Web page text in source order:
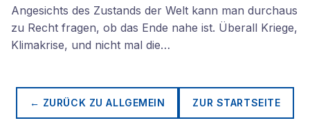
Angesichts des Zustands der Welt kann man durchaus
zu Recht fragen, ob das Ende nahe ist. Überall Kriege,
Klimakrise, und nicht mal die…
← ZURÜCK ZUALLGEMEIN ZUR STARTSEITE